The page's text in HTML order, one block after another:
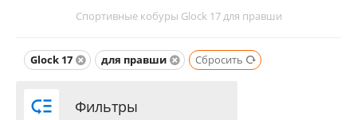
Спортивные кобуры Glock 17 для правши
Glock 17 для правши Сбросить
 Фильтры